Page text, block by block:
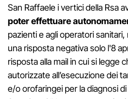
San Raffaele i vertici della Rsa
poter effettuare
pazienti e agli operatori
una risposta negativa solo l'8
risposta alla mail in cui si legge
autorizzate all’esecuzione dei
e/o orofaringei per la diagnosi